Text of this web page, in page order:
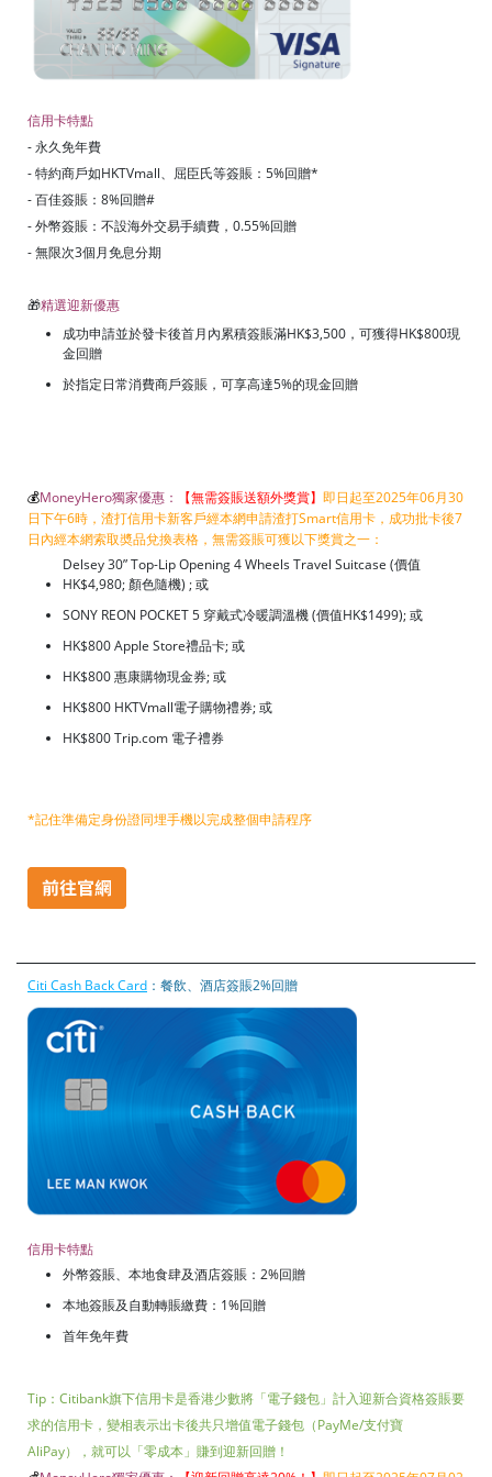
信用卡特點
- 永久免年費
- 特約商戶如HKTVmall、屈臣氏等簽賬：5%回贈*
- 百佳簽賬：8%回贈#
- 外幣簽賬：不設海外交易手續費，0.55%回贈
- 無限次3個月免息分期
🎁精選迎新優惠
成功申請並於發卡後首月內累積簽賬滿HK$3,500，可獲得HK$800現
金回贈
於指定日常消費商戶簽賬，可享高達5%的現金回贈
💰MoneyHero獨家優惠： 【無需簽賬送額外獎賞】 即日起至2025年06月30
日下午6時，渣打信用卡新客戶經本網申請渣打Smart信用卡，成功批卡後7
日內經本網索取奬品兌換表格，無需簽賬可獲以下獎賞之一：
Delsey 30” Top-Lip Opening 4 Wheels Travel Suitcase (價值
HK$4,980; 顏色隨機) ; 或
SONY REON POCKET 5 穿戴式冷暖調溫機 (價值HK$1499); 或
HK$800 Apple Store禮品卡; 或
HK$800 惠康購物現金券; 或
HK$800 HKTVmall電子購物禮券; 或
HK$800 Trip.com 電子禮券
*記住準備定身份證同埋手機以完成整個申請程序
Citi Cash Back Card ：餐飲、酒店簽賬2%回贈
信用卡特點
外幣簽賬、本地食肆及酒店簽賬：2%回贈
本地簽賬及自動轉賬繳費：1%回贈
首年免年費
Tip：Citibank旗下信用卡是香港少數將「電子錢包」計入迎新合資格簽賬要
求的信用卡，變相表示出卡後共只增值電子錢包（PayMe/支付寶
AliPay），就可以「零成本」賺到迎新回贈！